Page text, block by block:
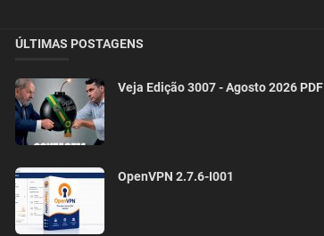
ÚLTIMAS POSTAGENS
Veja Edição 3007 - Agosto 2026 PDF
OpenVPN 2.7.6-I001